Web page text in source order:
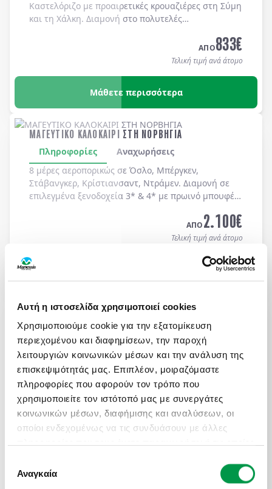
Αυτή η ιστοσελίδα χρησιμοποιεί cookies
Χρησιμοποιούμε cookie για την εξατομίκευση
περιεχομένου και διαφημίσεων, την παροχή
λειτουργιών κοινωνικών μέσων και την ανάλυση της
επισκεψιμότητάς μας. Επιπλέον, μοιραζόμαστε
πληροφορίες που αφορούν τον τρόπο που
χρησιμοποιείτε τον ιστότοπό μας με συνεργάτες
κοινωνικών μέσων, διαφήμισης και αναλύσεων, οι
οποίοι ενδεχομένως να τις συνδυάσουν με άλλες
χρήση των υπηρεσιών τους.
συγκατάθεσης
Αναγκαία
Καστελόριζο με προαιρετικές κρουαζιέρες στη Σύμη
και τη Χάλκη. Διαμονή στο πολυτελές
(ημιδιατροφή).
ΑΠΟ833€
Τελική τιμή ανά άτομο
Μάθετε περισσότερα
ΜΑΓΕΥΤΙΚΟ ΚΑΛΟΚΑΙΡΙ ΣΤΗ ΝΟΡΒΗΓΙΑ
Πληροφορίες
Αναχωρήσεις
8 μέρες αεροπορικώς σε Όσλο, Μπέργκεν,
Στάβανγκερ, Κρίστιανσαντ, Ντράμεν. Διαμονή σε
επιλεγμένα ξενοδοχεία 3* & 4* με πρωινό μπουφέ
ΑΠΟ2.100€
Τελική τιμή ανά άτομο
ΑΤΟΜΙΚΟ ΤΑΞΙΔΙ ΜΕ ΣΑΦΑΡΙ ΣΤΗΝ ΚΕΝΥΑ &
ΜΟΜΠΑΣΑ
Πληροφορίες
Αναχωρήσεις
13 ημέρες / 10 νύχτες αεροπορικώς σε Ναϊρόμπι -
Αμποσέλι - Ανατολικό Τσάβο - Μομπάσα - Wasini
Island. Αναχωρήσεις κάθε Τρίτη & Πέμπτη από
19/04 έως 10/12/2026 (επιστροφή). Οργανωμένα
Ατομικά Ταξίδια με ελάχιστη συμμετοχή 2 ατόμων.
ON REQUEST
ΑΠΟ3.450